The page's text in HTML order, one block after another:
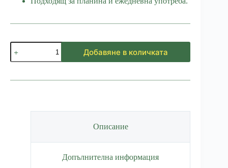
количество
за
Термос
храна
Добавяне в количката
Описание
Допълнителна информация